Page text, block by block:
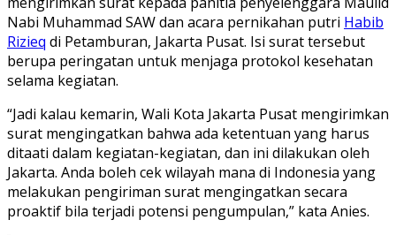
Nabi Muhammad SAW dan acara pernikahan putri Habib
Rizieq di Petamburan, Jakarta Pusat. Isi surat tersebut
berupa peringatan untuk menjaga protokol kesehatan
selama kegiatan.
“Jadi kalau kemarin, Wali Kota Jakarta Pusat mengirimkan
surat mengingatkan bahwa ada ketentuan yang harus
ditaati dalam kegiatan-kegiatan, dan ini dilakukan oleh
Jakarta. Anda boleh cek wilayah mana di Indonesia yang
melakukan pengiriman surat mengingatkan secara
proaktif bila terjadi potensi pengumpulan,” kata Anies.